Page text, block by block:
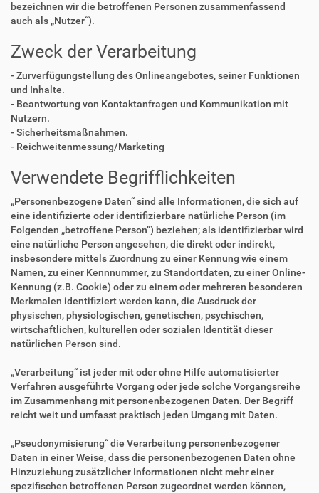
bezeichnen wir die betroffenen Personen zusammenfassend
auch als „Nutzer“).
Zweck der Verarbeitung
- Zurverfügungstellung des Onlineangebotes, seiner Funktionen
und Inhalte.
- Beantwortung von Kontaktanfragen und Kommunikation mit
Nutzern.
- Sicherheitsmaßnahmen.
- Reichweitenmessung/Marketing
Verwendete Begrifflichkeiten
„Personenbezogene Daten“ sind alle Informationen, die sich auf
eine identifizierte oder identifizierbare natürliche Person (im
Folgenden „betroffene Person“) beziehen; als identifizierbar wird
eine natürliche Person angesehen, die direkt oder indirekt,
insbesondere mittels Zuordnung zu einer Kennung wie einem
Namen, zu einer Kennnummer, zu Standortdaten, zu einer Online-
Kennung (z.B. Cookie) oder zu einem oder mehreren besonderen
Merkmalen identifiziert werden kann, die Ausdruck der
physischen, physiologischen, genetischen, psychischen,
wirtschaftlichen, kulturellen oder sozialen Identität dieser
natürlichen Person sind.
„Verarbeitung“ ist jeder mit oder ohne Hilfe automatisierter
Verfahren ausgeführte Vorgang oder jede solche Vorgangsreihe
im Zusammenhang mit personenbezogenen Daten. Der Begriff
reicht weit und umfasst praktisch jeden Umgang mit Daten.
„Pseudonymisierung“ die Verarbeitung personenbezogener
Daten in einer Weise, dass die personenbezogenen Daten ohne
Hinzuziehung zusätzlicher Informationen nicht mehr einer
spezifischen betroffenen Person zugeordnet werden können,